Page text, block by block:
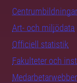
Centrumbildningar
Art- och miljödata
Officiell statistik
Fakulteter och